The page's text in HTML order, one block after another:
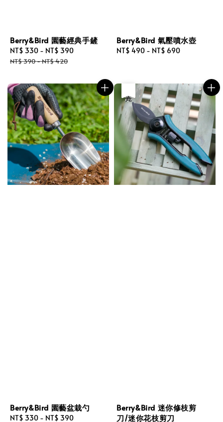
Berry&Bird 園藝經典手鏟
Sale
price
NT$ 330 - NT$ 390
NT$ 390-NT$ 420
Berry&Bird 氣壓噴水壺
Regular
NT$ 490 - NT$ 690
Berry&Bird 園藝盆栽勺
Regular
NT$ 330 - NT$ 390
Berry&Bird 迷你修枝剪
刀/迷你花枝剪刀